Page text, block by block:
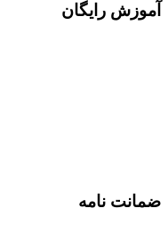
آموزش رایگان
ضمانت نامه